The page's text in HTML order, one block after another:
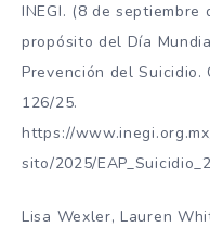
INEGI. (8 de septiembre
propósito del Día
Prevención del Suicidio.
126/25.
https://
sito/2025/
Lisa Wexler, Lauren